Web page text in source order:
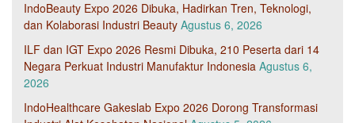
IndoBeauty Expo 2026 Dibuka, Hadirkan Tren, Teknologi,
dan Kolaborasi Industri Beauty Agustus 6, 2026
ILF dan IGT Expo 2026 Resmi Dibuka, 210 Peserta dari 14
Negara Perkuat Industri Manufaktur Indonesia Agustus 6,
2026
IndoHealthcare Gakeslab Expo 2026 Dorong Transformasi